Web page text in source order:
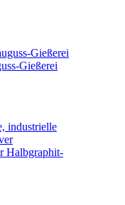
Gießerei
Halbgraphit-